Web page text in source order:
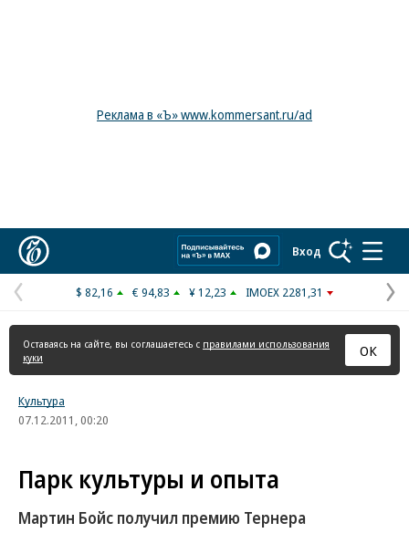
Реклама в «Ъ» www.kommersant.ru/ad
Вход
Предыдущая
страница
$ 82,16 € 94,83 ¥ 12,23 IMOEX 2281,31
Оставаясь на сайте, вы соглашаетесь с правилами использования
куки
ОК
Культура
07.12.2011, 00:20
Парк культуры и опыта
Мартин Бойс получил премию Тернера